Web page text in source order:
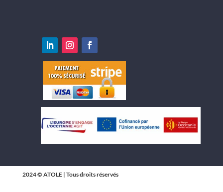
2024 © ATOLE | Tous droits réservés